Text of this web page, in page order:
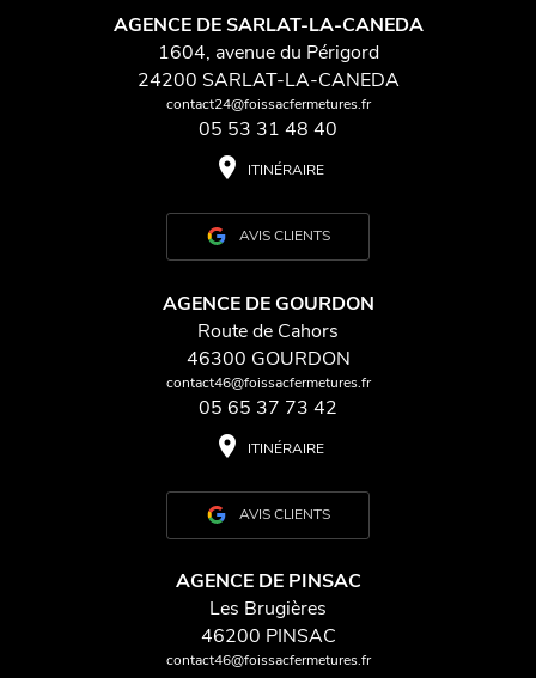
AGENCE DE SARLAT-LA-CANEDA
1604, avenue du Périgord
24200 SARLAT-LA-CANEDA
contact24@foissacfermetures.fr
05 53 31 48 40
place ITINÉRAIRE
AVIS CLIENTS
AGENCE DE GOURDON
Route de Cahors
46300 GOURDON
contact46@foissacfermetures.fr
05 65 37 73 42
place ITINÉRAIRE
AVIS CLIENTS
AGENCE DE PINSAC
Les Brugières
46200 PINSAC
contact46@foissacfermetures.fr